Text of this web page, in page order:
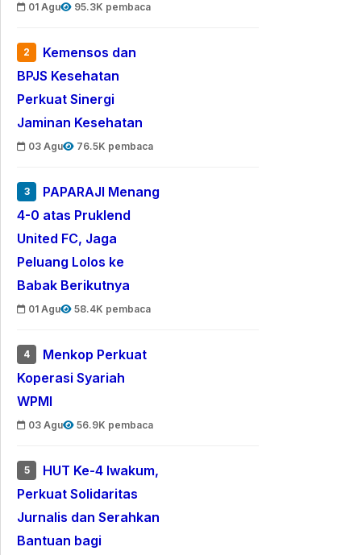
01 Agu 95.3K pembaca
2
Kemensos dan
BPJS Kesehatan
Perkuat Sinergi
Jaminan Kesehatan
03 Agu 76.5K pembaca
3
PAPARAJI Menang
4-0 atas Pruklend
United FC, Jaga
Peluang Lolos ke
Babak Berikutnya
01 Agu 58.4K pembaca
4
Menkop Perkuat
Koperasi Syariah
WPMI
03 Agu 56.9K pembaca
5
HUT Ke-4 Iwakum,
Perkuat Solidaritas
Jurnalis dan Serahkan
Bantuan bagi